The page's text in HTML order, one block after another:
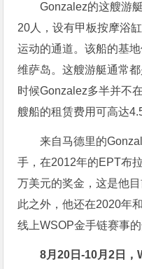
Gonzalez的这艘游
20人，设有甲板按摩浴
运动的通道。该船的基
维萨岛。这艘游艇通常
时候Gonzalez多半并不
艘船的租赁费用可高达
来自马德里的
手，在2012年的EPT布
万美元的奖金，这是他
此之外，他还在2020年
线上WSOP金手链赛事的
8月20日-10月2日，